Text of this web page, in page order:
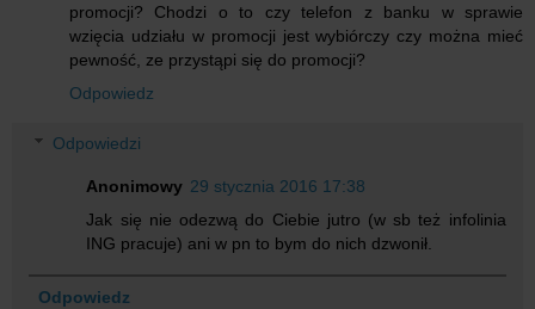
promocji? Chodzi o to czy telefon z banku w sprawie
wzięcia udziału w promocji jest wybiórczy czy można mieć
pewność, ze przystąpi się do promocji?
Odpowiedz
Odpowiedzi
Anonimowy 29 stycznia 2016 17:38
Jak się nie odezwą do Ciebie jutro (w sb też infolinia
ING pracuje) ani w pn to bym do nich dzwonił.
Odpowiedz